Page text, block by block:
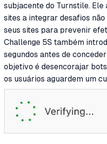
subjacente do Turnstile.
sites a integrar desafios
seus sites para prevenir
Challenge 5S também
segundos antes de
objetivo é desencorajar
os usuários aguardem um